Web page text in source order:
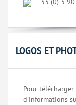
LOGOS ET
Pour
d’informations